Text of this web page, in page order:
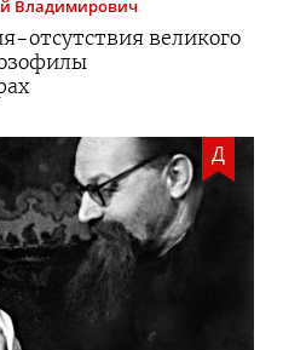
Владимирович
отсутствия великого
Д